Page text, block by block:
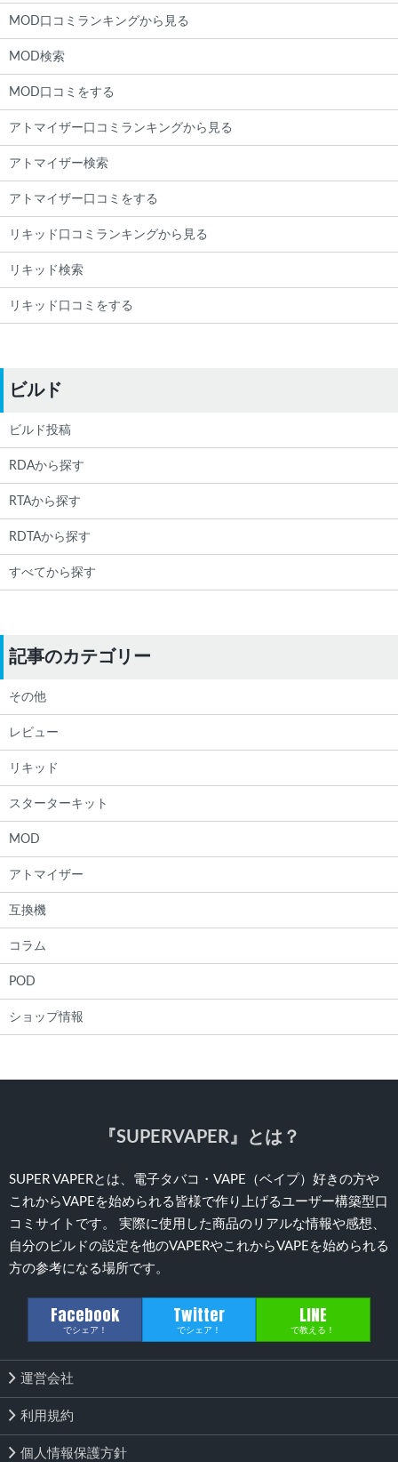
MOD口コミランキングから見る
MOD検索
MOD口コミをする
アトマイザー口コミランキングから見る
アトマイザー検索
アトマイザー口コミをする
リキッド口コミランキングから見る
リキッド検索
リキッド口コミをする
ビルド
ビルド投稿
RDAから探す
RTAから探す
RDTAから探す
すべてから探す
記事のカテゴリー
その他
レビュー
リキッド
スターターキット
MOD
アトマイザー
互換機
コラム
POD
ショップ情報
『SUPERVAPER』とは？
SUPER VAPERとは、電子タバコ・VAPE（ベイプ）好きの方や
これからVAPEを始められる皆様で作り上げるユーザー構築型口
コミサイトです。 実際に使用した商品のリアルな情報や感想、
自分のビルドの設定を他のVAPERやこれからVAPEを始められる
方の参考になる場所です。
Facebook
でシェア！
Twitter
でシェア！
LINE
で教える！
運営会社
利用規約
個人情報保護方針